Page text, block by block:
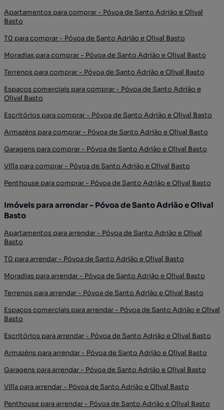
Apartamentos para comprar - Póvoa de Santo Adrião e Olival
Basto
T0 para comprar - Póvoa de Santo Adrião e Olival Basto
Moradias para comprar - Póvoa de Santo Adrião e Olival Basto
Terrenos para comprar - Póvoa de Santo Adrião e Olival Basto
Espaços comerciais para comprar - Póvoa de Santo Adrião e
Olival Basto
Escritórios para comprar - Póvoa de Santo Adrião e Olival Basto
Armazéns para comprar - Póvoa de Santo Adrião e Olival Basto
Garagens para comprar - Póvoa de Santo Adrião e Olival Basto
Villa para comprar - Póvoa de Santo Adrião e Olival Basto
Penthouse para comprar - Póvoa de Santo Adrião e Olival Basto
Imóveis para arrendar - Póvoa de Santo Adrião e Olival
Basto
Apartamentos para arrendar - Póvoa de Santo Adrião e Olival
Basto
T0 para arrendar - Póvoa de Santo Adrião e Olival Basto
Moradias para arrendar - Póvoa de Santo Adrião e Olival Basto
Terrenos para arrendar - Póvoa de Santo Adrião e Olival Basto
Espaços comerciais para arrendar - Póvoa de Santo Adrião e Olival
Basto
Escritórios para arrendar - Póvoa de Santo Adrião e Olival Basto
Armazéns para arrendar - Póvoa de Santo Adrião e Olival Basto
Garagens para arrendar - Póvoa de Santo Adrião e Olival Basto
Villa para arrendar - Póvoa de Santo Adrião e Olival Basto
Penthouse para arrendar - Póvoa de Santo Adrião e Olival Basto